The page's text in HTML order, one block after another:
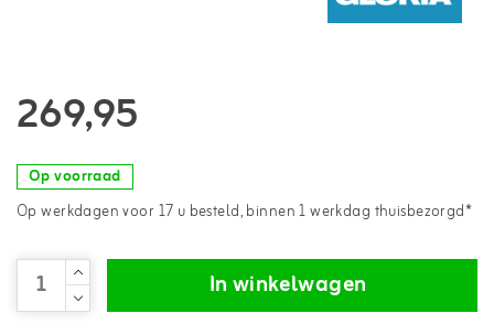
269,95
Op voorraad
Op werkdagen voor 17 u besteld, binnen 1 werkdag thuisbezorgd*
In winkelwagen